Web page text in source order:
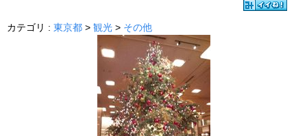
カテゴリ : 東京都 > 観光 > その他